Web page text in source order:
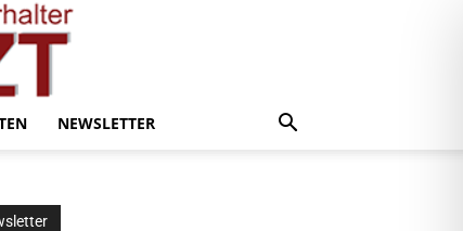
NEWSLETTER